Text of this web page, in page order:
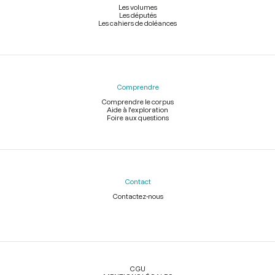
Les volumes
Les députés
Les cahiers de doléances
Comprendre
Comprendre le corpus
Aide à l'exploration
Foire aux questions
Contact
Contactez-nous
Légal
CGU